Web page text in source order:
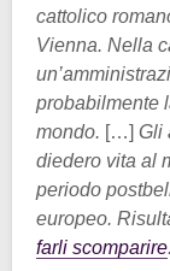
cattolico
Vienna. Nella
probabilmente
mondo. […] Gli
diedero vita al
periodo
europeo.
farli scomparire